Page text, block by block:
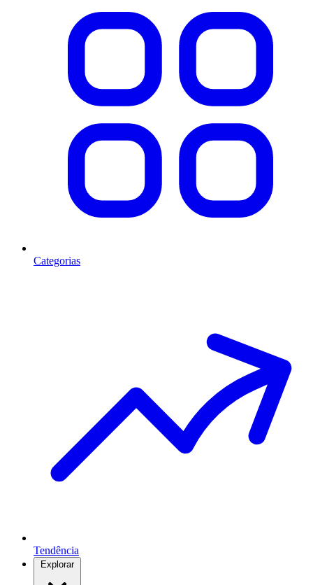
Categorias
Tendência
Explorar